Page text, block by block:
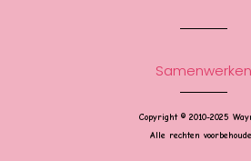
Samenwerken
Copyright © 2010-2025
Alle rechten